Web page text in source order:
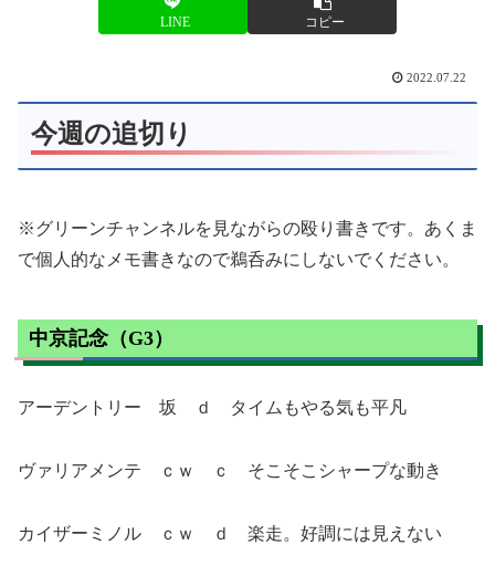
LINE コピー
2022.07.22
今週の追切り
※グリーンチャンネルを見ながらの殴り書きです。あくま
で個人的なメモ書きなので鵜呑みにしないでください。
中京記念（G3）
アーデントリー 坂 ｄ タイムもやる気も平凡
ヴァリアメンテ ｃｗ ｃ そこそこシャープな動き
カイザーミノル ｃｗ ｄ 楽走。好調には見えない